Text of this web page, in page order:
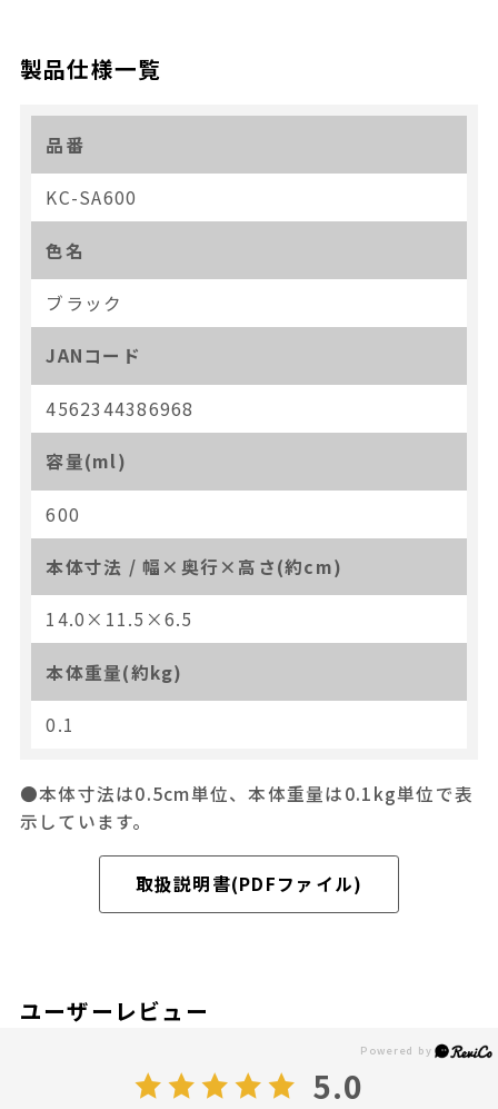
製品仕様一覧
品番
KC-SA600
色名
ブラック
JANコード
4562344386968
容量(ml)
600
本体寸法 / 幅×奥行×高さ(約cm)
14.0×11.5×6.5
本体重量(約kg)
0.1
●本体寸法は0.5cm単位、本体重量は0.1kg単位で表
示しています。
取扱説明書(PDFファイル)
ユーザーレビュー
5.0